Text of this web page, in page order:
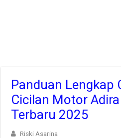
Panduan Lengkap
Cicilan Motor
Terbaru 2025
Riski Asarina